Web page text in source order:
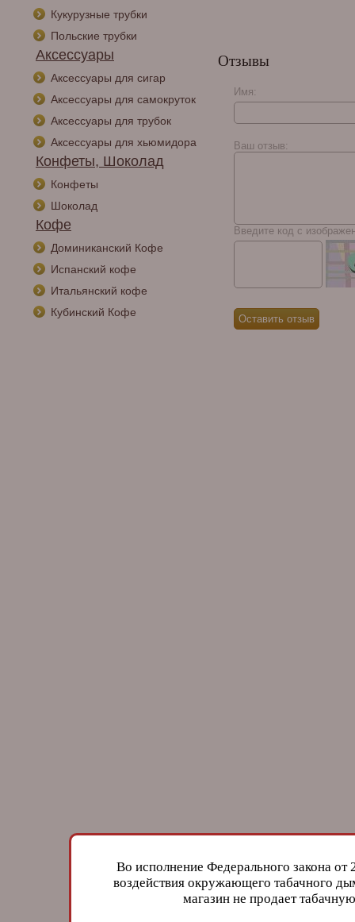
Кукурузные трубки
Польские трубки
Аксессуары
Аксессуары для сигар
Аксессуары для самокруток
Аксессуары для трубок
Аксессуары для хьюмидора
Конфеты, Шоколад
Конфеты
Шоколад
Кофе
Доминиканский Кофе
Испанский кофе
Итальянский кофе
Кубинский Кофе
Отзывы
Имя:
Ваш отзыв:
Введите код с
Во исполнение Федерального закона
воздействия окружающего табачного
магазин не продает